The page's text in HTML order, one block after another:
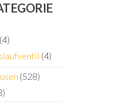
(4)
(4)
(528)